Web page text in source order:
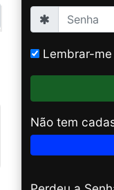
Lembrar-me
Não tem